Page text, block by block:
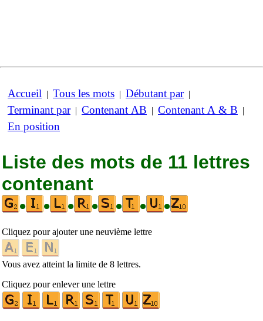
Accueil | Tous les mots | Débutant par|
Terminant par| Contenant AB | Contenant A & B |
En position
Liste des mots de 11 lettres
contenant
•
• • • • • •
Cliquez pour ajouter une neuvième lettre
Vous avez atteint la limite de 8 lettres.
Cliquez pour enlever une lettre